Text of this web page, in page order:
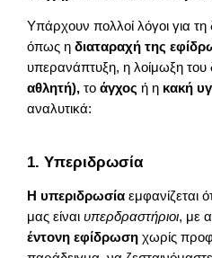
Υπάρχουν πολλοί λόγοι για
όπως ηδιαταραχή της
υπερανάπτυξη, η λοίμωξη του
αθλητή),τοάγχοςή η κακή
αναλυτικά:
1. Υπεριδρωσία
Η υπεριδρωσία εμφανίζεται
μας είναιυπερδραστήριοι, με
έντονη εφίδρωση χωρίς